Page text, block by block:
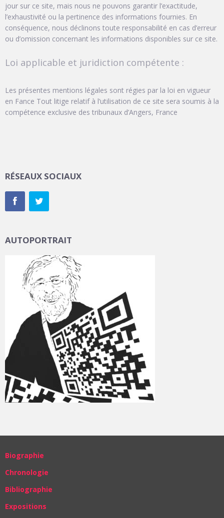
jour sur ce site, mais nous ne pouvons garantir l’exactitude,
l’exhaustivité ou la pertinence des informations fournies. En
conséquence, nous déclinons toute responsabilité en cas d’erreur
ou d’omission concernant les informations disponibles sur ce site.
Loi applicable et juridiction compétente :
Les présentes mentions légales sont régies par la loi en vigueur
en Fance Tout litige relatif à l’utilisation de ce site sera soumis à la
compétence exclusive des tribunaux d’Angers, France
RÉSEAUX SOCIAUX
AUTOPORTRAIT
Biographie
Chronologie
Bibliographie
Expositions